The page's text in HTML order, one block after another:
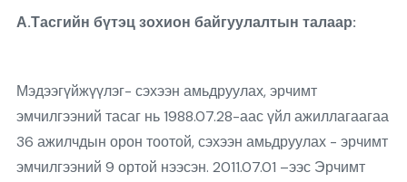
А.Тасгийн бүтэц зохион байгуулалтын талаар:
Мэдээгүйжүүлэг- сэхээн амьдруулах, эрчимт
эмчилгээний тасаг нь 1988.07.28-аас үйл ажиллагаагаа
36 ажилчдын орон тоотой, сэхээн амьдруулах - эрчимт
эмчилгээний 9 ортой нээсэн. 2011.07.01 –ээс Эрчимт